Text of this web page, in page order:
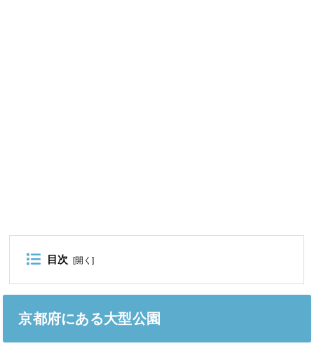
目次 [開く ]
京都府にある大型公園